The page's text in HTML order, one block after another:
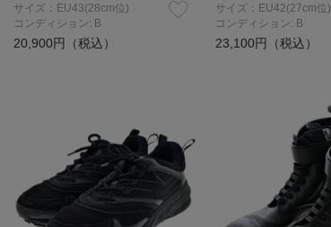
サイズ：EU43(28cm位)
コンディション: B
20,900円（税込）
サイズ：EU42(27cm位)
コンディション: B
23,100円（税込）